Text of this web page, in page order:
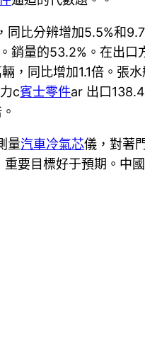
同比分辨增加5.5%和
銷量的53.2%。在出
，同比增加1.1倍。張
c賓士零件ar 出口
量汽車冷氣芯儀，對著
重要目標好于預期。中